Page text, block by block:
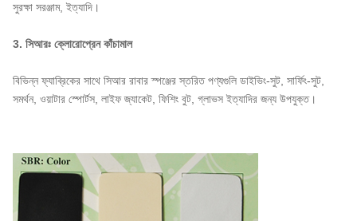
সুরক্ষা সরঞ্জাম, ইত্যাদি।
3. সিআরঃ ক্লোরোপ্রেন কাঁচামাল
বিভিন্ন ফ্যাব্রিকের সাথে সিআর রাবার স্পঞ্জের স্তরিত পণ্যগুলি ডাইভিং-সুট, সার্ফিং-সুট,
সমর্থন, ওয়াটার স্পোর্টস, লাইফ জ্যাকেট, ফিশিং বুট, গ্লাভস ইত্যাদির জন্য উপযুক্ত।